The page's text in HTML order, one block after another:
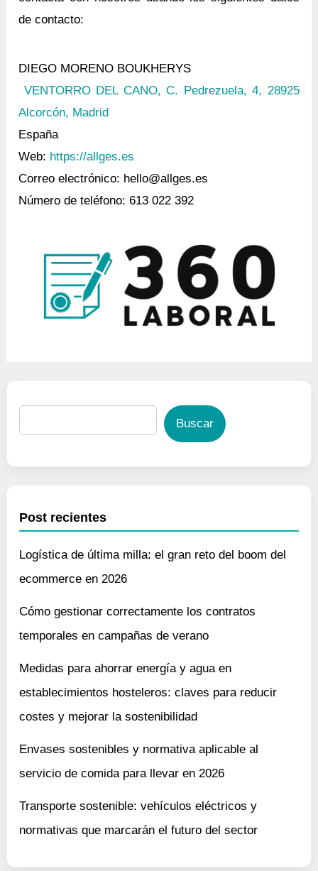
de contacto:
DIEGO MORENO BOUKHERYS
VENTORRO DEL CANO, C. Pedrezuela, 4, 28925
Alcorcón, Madrid
España
Web: https://allges.es
Correo electrónico: hello@allges.es
Número de teléfono: 613 022 392
Buscar
Post recientes
Logística de última milla: el gran reto del boom del
ecommerce en 2026
Cómo gestionar correctamente los contratos
temporales en campañas de verano
Medidas para ahorrar energía y agua en
establecimientos hosteleros: claves para reducir
costes y mejorar la sostenibilidad
Envases sostenibles y normativa aplicable al
servicio de comida para llevar en 2026
Transporte sostenible: vehículos eléctricos y
normativas que marcarán el futuro del sector